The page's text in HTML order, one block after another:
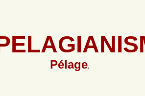
Pélage.